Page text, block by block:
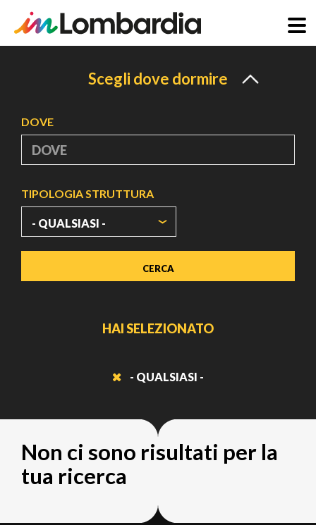
Scegli dove dormire
DOVE
TIPOLOGIA STRUTTURA
HAI SELEZIONATO
- QUALSIASI -
Non ci sono risultati per la
tua ricerca